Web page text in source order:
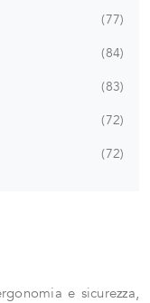
77
84
83
72
72
e sicurezza,